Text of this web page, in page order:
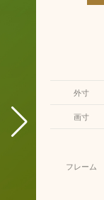
外寸
画寸
フレーム